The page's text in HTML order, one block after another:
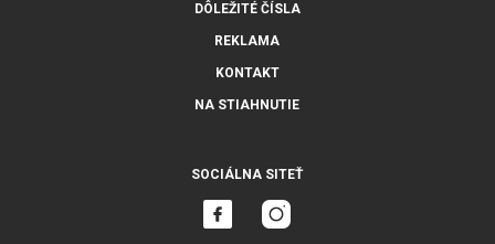
DÔLEŽITÉ ČÍSLA
REKLAMA
KONTAKT
NA STIAHNUTIE
SOCIÁLNA SITEŤ